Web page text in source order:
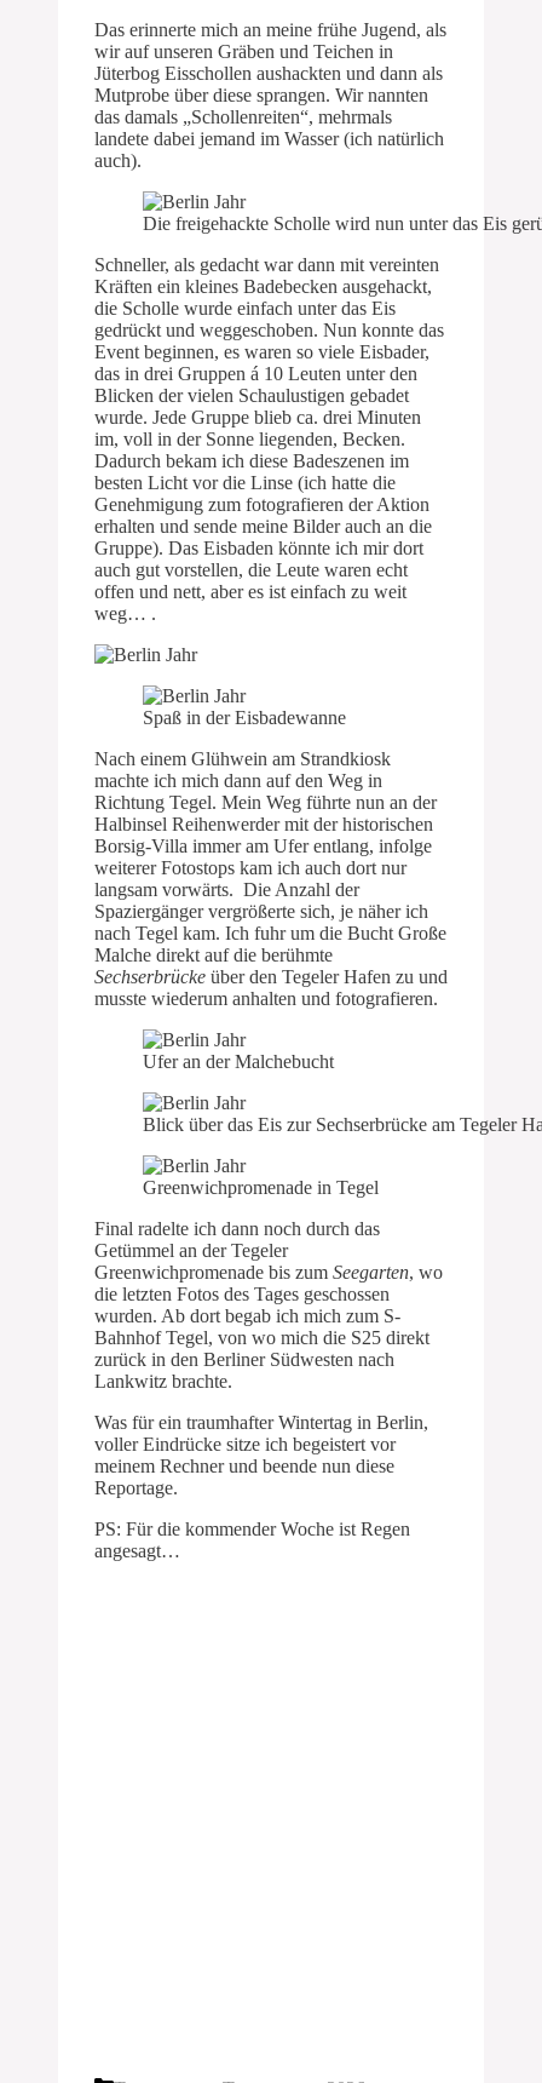
Das erinnerte mich an meine frühe Jugend, als
wir auf unseren Gräben und Teichen in
Jüterbog Eisschollen aushackten und dann als
Mutprobe über diese sprangen. Wir nannten
das damals „Schollenreiten“, mehrmals
landete dabei jemand im Wasser (ich natürlich
auch).
Die freigehackte Scholle wird nun unter das Eis
Schneller, als gedacht war dann mit vereinten
Kräften ein kleines Badebecken ausgehackt,
die Scholle wurde einfach unter das Eis
gedrückt und weggeschoben. Nun konnte das
Event beginnen, es waren so viele Eisbader,
das in drei Gruppen á 10 Leuten unter den
Blicken der vielen Schaulustigen gebadet
wurde. Jede Gruppe blieb ca. drei Minuten
im, voll in der Sonne liegenden, Becken.
Dadurch bekam ich diese Badeszenen im
besten Licht vor die Linse (ich hatte die
Genehmigung zum fotografieren der Aktion
erhalten und sende meine Bilder auch an die
Gruppe). Das Eisbaden könnte ich mir dort
auch gut vorstellen, die Leute waren echt
offen und nett, aber es ist einfach zu weit
weg… .
Spaß in der Eisbadewanne
Nach einem Glühwein am Strandkiosk
machte ich mich dann auf den Weg in
Richtung Tegel. Mein Weg führte nun an der
Halbinsel Reihenwerder mit der historischen
Borsig-Villa immer am Ufer entlang, infolge
weiterer Fotostops kam ich auch dort nur
langsam vorwärts. Die Anzahl der
Spaziergänger vergrößerte sich, je näher ich
nach Tegel kam. Ich fuhr um die Bucht Große
Malche direkt auf die berühmte
Sechserbrücke über den Tegeler Hafen zu und
musste wiederum anhalten und fotografieren.
Ufer an der Malchebucht
Blick über das Eis zur Sechserbrücke am Tegeler
Greenwichpromenade in Tegel
Final radelte ich dann noch durch das
Getümmel an der Tegeler
Greenwichpromenade bis zum Seegarten, wo
die letzten Fotos des Tages geschossen
wurden. Ab dort begab ich mich zum S-
Bahnhof Tegel, von wo mich die S25 direkt
zurück in den Berliner Südwesten nach
Lankwitz brachte.
Was für ein traumhafter Wintertag in Berlin,
voller Eindrücke sitze ich begeistert vor
meinem Rechner und beende nun diese
Reportage.
PS: Für die kommender Woche ist Regen
angesagt…